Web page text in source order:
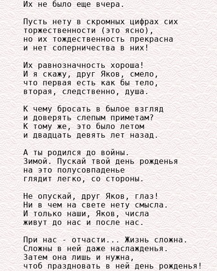
Их не было еще вчера.
Пусть нету в скромных цифрах сих
торжественности (это ясно),
но их тождественность прекрасна
и нет соперничества в них!
Их равнозначность хороша!
И я скажу, друг Яков, смело,
что первая есть как бы тело,
вторая, следственно, душа.
К чему бросать в былое взгляд
и доверять слепым приметам?
К тому же, это было летом
и двадцать девять лет назад.
А ты родился до войны.
Зимой. Пускай твой день рожденья
на это полусовпаденье
глядит легко, со стороны.
Не опускай, друг Яков, глаз!
Ни в чем на свете нету смысла.
И только наши, Яков, числа
живут до нас и после нас.
При нас - отчасти... Жизнь сложна.
Сложны в ней даже наслажденья.
Затем она лишь и нужна,
чтоб праздновать в ней день рожденья!